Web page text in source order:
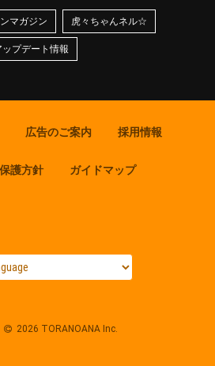
マガジン 虎々ちゃんネル☆
ップデート情報
広告のご案内 採用情報
護方針 ガイドマップ
2026 TORANOANA Inc.